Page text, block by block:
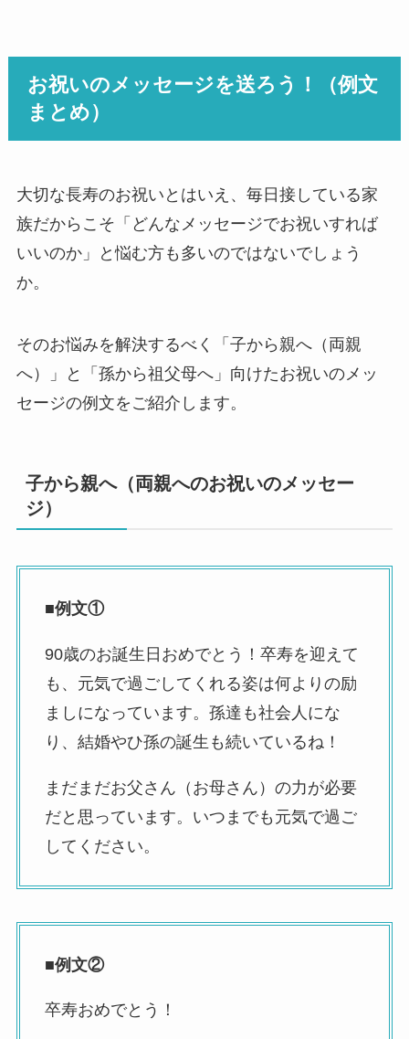
お祝いのメッセージを送ろう！（例文
まとめ）
大切な長寿のお祝いとはいえ、毎日接している家
族だからこそ「どんなメッセージでお祝いすれば
いいのか」と悩む方も多いのではないでしょう
か。
そのお悩みを解決するべく「子から親へ（両親
へ）」と「孫から祖父母へ」向けたお祝いのメッ
セージの例文をご紹介します。
子から親へ（両親へのお祝いのメッセー
ジ）
■例文①
90歳のお誕生日おめでとう！卒寿を迎えて
も、元気で過ごしてくれる姿は何よりの励
ましになっています。孫達も社会人にな
り、結婚やひ孫の誕生も続いているね！
まだまだお父さん（お母さん）の力が必要
だと思っています。いつまでも元気で過ご
してください。
■例文②
卒寿おめでとう！